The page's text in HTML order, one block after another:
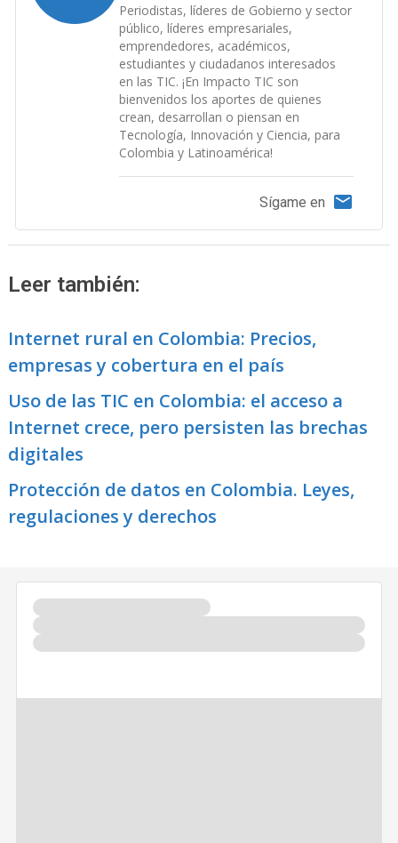
Periodistas, líderes de Gobierno y sector
público, líderes empresariales,
emprendedores, académicos,
estudiantes y ciudadanos interesados
en las TIC. ¡En Impacto TIC son
bienvenidos los aportes de quienes
crean, desarrollan o piensan en
Tecnología, Innovación y Ciencia, para
Colombia y Latinoamérica!
Sígame en
Leer también:
Internet rural en Colombia: Precios,
empresas y cobertura en el país
Uso de las TIC en Colombia: el acceso a
Internet crece, pero persisten las brechas
digitales
Protección de datos en Colombia. Leyes,
regulaciones y derechos